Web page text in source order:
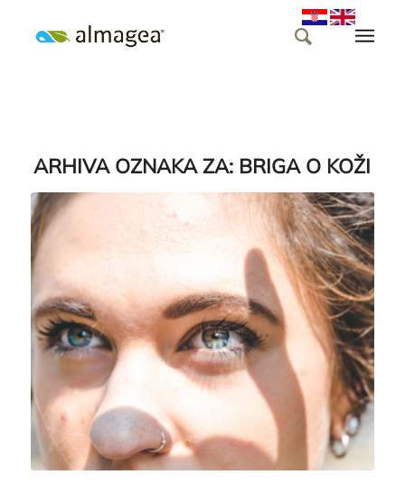
ARHIVA OZNAKA ZA: BRIGA O KOŽI